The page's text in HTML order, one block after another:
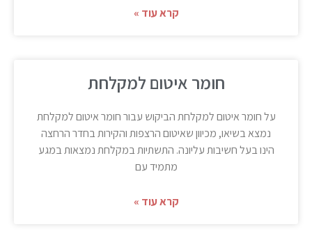
קרא עוד »
חומר איטום למקלחת
על חומר איטום למקלחת הביקוש עבור חומר איטום למקלחת
נמצא בשיאו, מכיוון שאיטום הרצפות והקירות בחדר הרחצה
הינו בעל חשיבות עליונה. התשתיות במקלחת נמצאות במגע
מתמיד עם
קרא עוד »